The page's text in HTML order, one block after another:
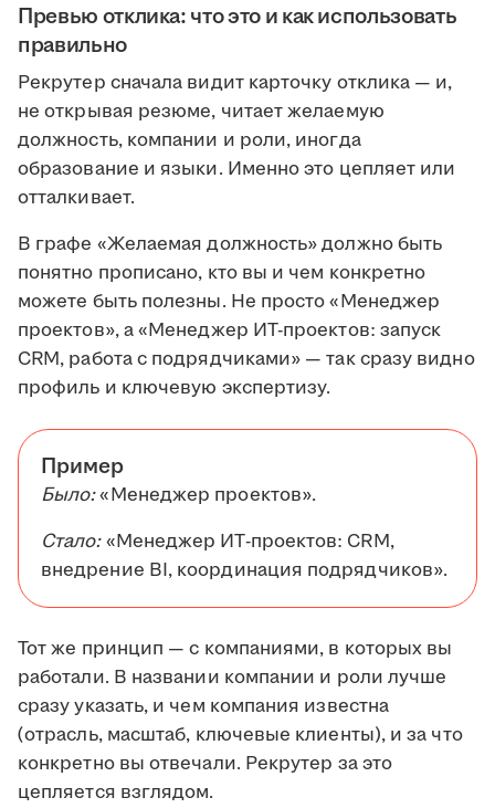
Превью отклика: что это и как использовать
правильно
Рекрутер сначала видит карточку отклика — и,
не открывая резюме, читает желаемую
должность, компании и роли, иногда
образование и языки. Именно это цепляет или
отталкивает.
В графе «Желаемая должность» должно быть
понятно прописано, кто вы и чем конкретно
можете быть полезны. Не просто «Менеджер
проектов», а «Менеджер ИТ-проектов: запуск
CRM, работа с подрядчиками» — так сразу видно
профиль и ключевую экспертизу.
Пример
Было:«Менеджер проектов».
Стало:«Менеджер ИТ-проектов: CRM,
внедрение BI, координация подрядчиков».
Тот же принцип — с компаниями, в которых вы
работали. В названии компании и роли лучше
сразу указать, и чем компания известна
(отрасль, масштаб, ключевые клиенты), и за что
конкретно вы отвечали. Рекрутер за это
цепляется взглядом.